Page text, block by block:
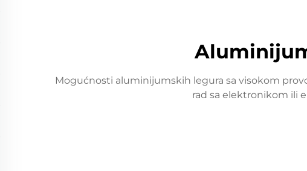
Mogućnosti aluminijumskih legura sa visokom
rad sa elektronikom ili